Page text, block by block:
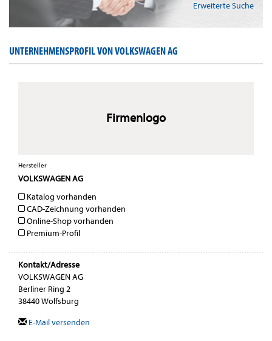
Erweiterte Suche
UNTERNEHMENSPROFIL VON VOLKSWAGEN AG
Firmenlogo
Hersteller
VOLKSWAGEN AG
Katalog vorhanden
CAD-Zeichnung vorhanden
Online-Shop vorhanden
Premium-Profil
Kontakt/Adresse
VOLKSWAGEN AG
Berliner Ring 2
38440 Wolfsburg
E-Mail versenden